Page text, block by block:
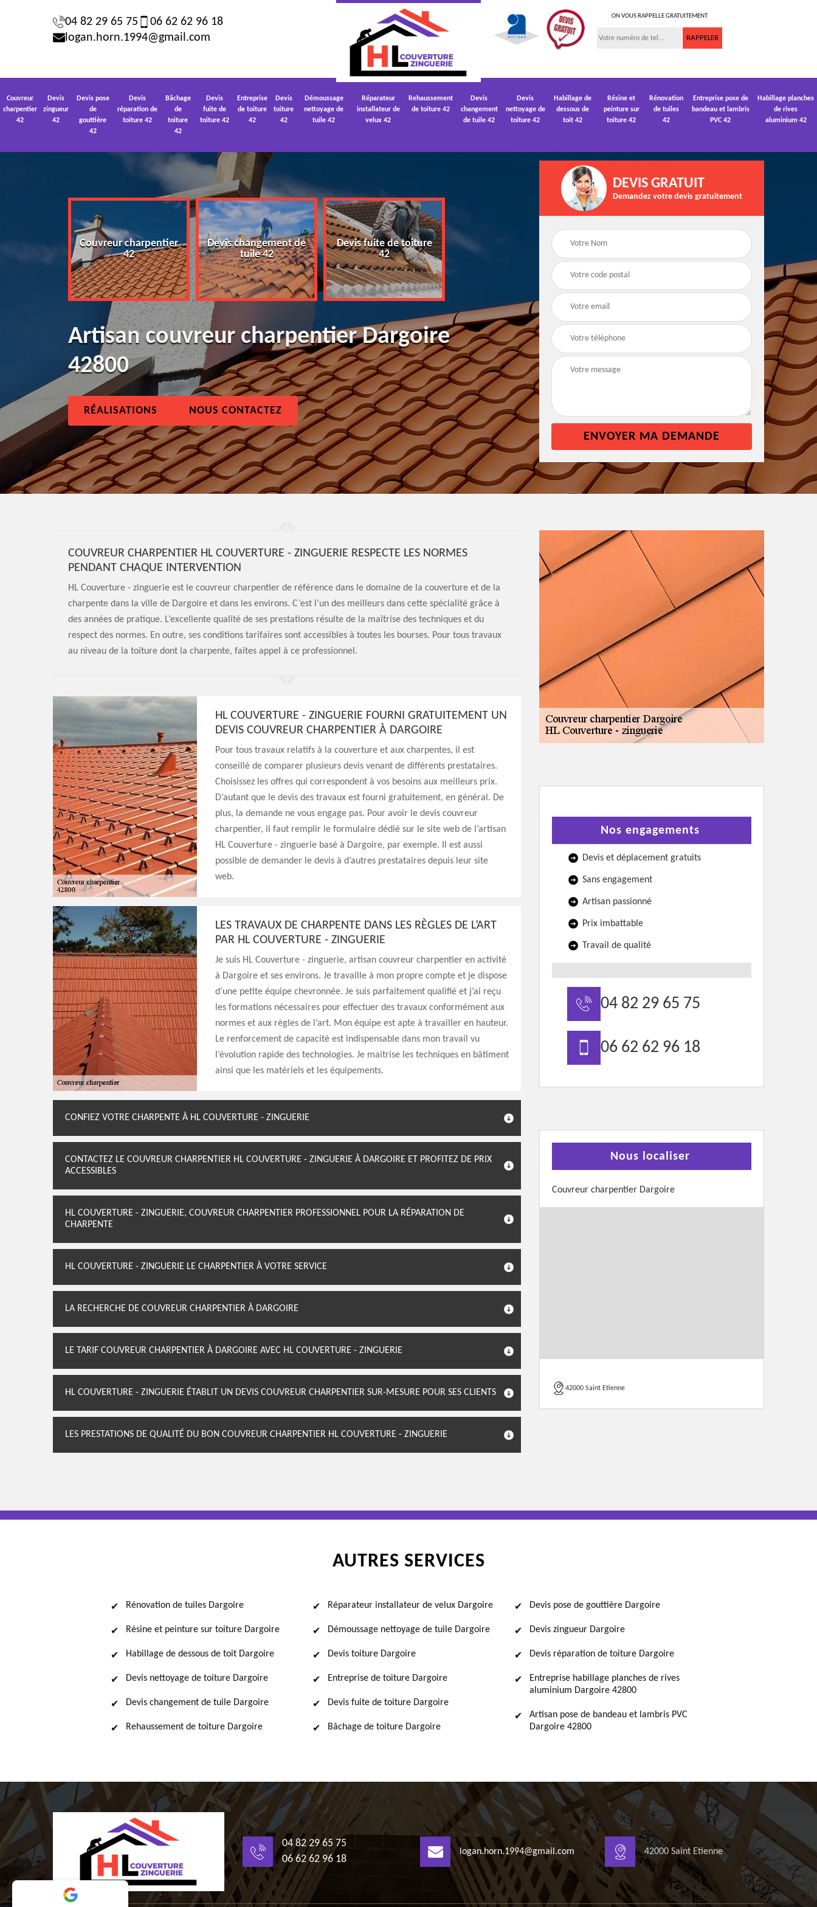
04 82 29 65 75
06 62 62 96 18
logan.horn.1994@gmail.com
ON VOUS RAPPELLE GRATUITEMENT
Couvreur
charpentier
42
Devis
zingueur
42
Devis pose
de
gouttière
42
Devis
réparation de
toiture 42
Bâchage
de
toiture
42
Devis
fuite de
toiture 42
Entreprise
de toiture
42
Devis
toiture
42
Démoussage
nettoyage de
tuile 42
Réparateur
installateur de
velux 42
Rehaussement
de toiture 42
Devis
changement
de tuile 42
Devis
nettoyage de
toiture 42
Habillage de
dessous de
toit 42
Résine et
peinture sur
toiture 42
Rénovation
de tuiles
42
Entreprise pose de
bandeau et lambris
PVC 42
Habillage planches
de rives
aluminium 42
Couvreur charpentier
42
Devis changement de
tuile 42
Devis fuite de toiture
42
Devis nettoyage de
Devis réparation de
toiture 42
Artisan couvreur charpentier Dargoire
42800
RÉALISATIONS NOUS CONTACTEZ
DEVIS GRATUIT
Demandez votre devis gratuitement
COUVREUR CHARPENTIER HL COUVERTURE - ZINGUERIE RESPECTE LES NORMES
PENDANT CHAQUE INTERVENTION
HL Couverture - zinguerie est le couvreur charpentier de référence dans le domaine de la couverture et de la
charpente dans la ville de Dargoire et dans les environs. C’est l’un des meilleurs dans cette spécialité grâce à
des années de pratique. L’excellente qualité de ses prestations résulte de la maîtrise des techniques et du
respect des normes. En outre, ses conditions tarifaires sont accessibles à toutes les bourses. Pour tous travaux
au niveau de la toiture dont la charpente, faites appel à ce professionnel.
HL COUVERTURE - ZINGUERIE FOURNI GRATUITEMENT UN
DEVIS COUVREUR CHARPENTIER À DARGOIRE
Pour tous travaux relatifs à la couverture et aux charpentes, il est
conseillé de comparer plusieurs devis venant de différents prestataires.
Choisissez les offres qui correspondent à vos besoins aux meilleurs prix.
D’autant que le devis des travaux est fourni gratuitement, en général. De
plus, la demande ne vous engage pas. Pour avoir le devis couvreur
charpentier, il faut remplir le formulaire dédié sur le site web de l’artisan
HL Couverture - zinguerie basé à Dargoire, par exemple. Il est aussi
possible de demander le devis à d’autres prestataires depuis leur site
web.
LES TRAVAUX DE CHARPENTE DANS LES RÈGLES DE L’ART
PAR HL COUVERTURE - ZINGUERIE
Je suis HL Couverture - zinguerie, artisan couvreur charpentier en activité
à Dargoire et ses environs. Je travaille à mon propre compte et je dispose
d’une petite équipe chevronnée. Je suis parfaitement qualifié et j’ai reçu
les formations nécessaires pour effectuer des travaux conformément aux
normes et aux règles de l’art. Mon équipe est apte à travailler en hauteur.
Le renforcement de capacité est indispensable dans mon travail vu
l’évolution rapide des technologies. Je maitrise les techniques en bâtiment
ainsi que les matériels et les équipements.
CONFIEZ VOTRE CHARPENTE À HL COUVERTURE - ZINGUERIE
CONTACTEZ LE COUVREUR CHARPENTIER HL COUVERTURE - ZINGUERIE À DARGOIRE ET PROFITEZ DE PRIX
ACCESSIBLES
HL COUVERTURE - ZINGUERIE, COUVREUR CHARPENTIER PROFESSIONNEL POUR LA RÉPARATION DE
CHARPENTE
HL COUVERTURE - ZINGUERIE LE CHARPENTIER À VOTRE SERVICE
LA RECHERCHE DE COUVREUR CHARPENTIER À DARGOIRE
LE TARIF COUVREUR CHARPENTIER À DARGOIRE AVEC HL COUVERTURE - ZINGUERIE
HL COUVERTURE - ZINGUERIE ÉTABLIT UN DEVIS COUVREUR CHARPENTIER SUR-MESURE POUR SES CLIENTS
LES PRESTATIONS DE QUALITÉ DU BON COUVREUR CHARPENTIER HL COUVERTURE - ZINGUERIE
Nos engagements
Devis et déplacement gratuits
Sans engagement
Artisan passionné
Prix imbattable
Travail de qualité
04 82 29 65 75
06 62 62 96 18
Nous localiser
Couvreur charpentier Dargoire
42000 Saint Etienne
AUTRES SERVICES
Rénovation de tuiles Dargoire
Résine et peinture sur toiture Dargoire
Habillage de dessous de toit Dargoire
Devis nettoyage de toiture Dargoire
Devis changement de tuile Dargoire
Rehaussement de toiture Dargoire
Réparateur installateur de velux Dargoire
Démoussage nettoyage de tuile Dargoire
Devis toiture Dargoire
Entreprise de toiture Dargoire
Devis fuite de toiture Dargoire
Bâchage de toiture Dargoire
Devis pose de gouttière Dargoire
Devis zingueur Dargoire
Devis réparation de toiture Dargoire
Entreprise habillage planches de rives
aluminium Dargoire 42800
Artisan pose de bandeau et lambris PVC
Dargoire 42800
04 82 29 65 75
06 62 62 96 18
logan.horn.1994@gmail.com 42000 Saint Etienne